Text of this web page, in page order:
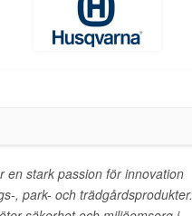
en stark passion för innovation
, park- och trädgårdsprodukter.